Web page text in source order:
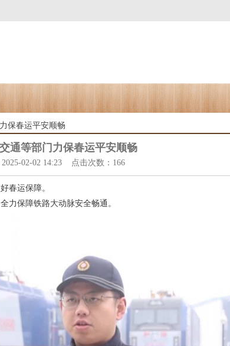
保春运平安顺畅
通等部门力保春运平安顺畅
02-02 14:23 点击次数：166
春运保障。
力保障铁路大动脉安全畅通。